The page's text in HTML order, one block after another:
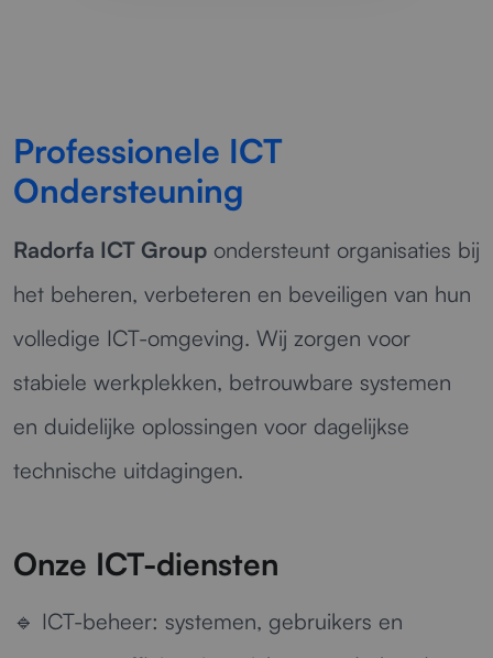
Professionele ICT
Ondersteuning
Radorfa ICT Group ondersteunt organisaties bij
het beheren, verbeteren en beveiligen van hun
volledige ICT-omgeving. Wij zorgen voor
stabiele werkplekken, betrouwbare systemen
en duidelijke oplossingen voor dagelijkse
technische uitdagingen.
Onze ICT-diensten
🔹 ICT-beheer: systemen, gebruikers en